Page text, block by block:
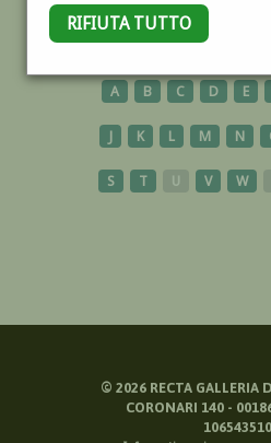
RIFIUTA TUTTO
ROSE
A B C D E
J K L M N
S T U V W
© 2026RECTA GALLERIA
CORONARI 140 -